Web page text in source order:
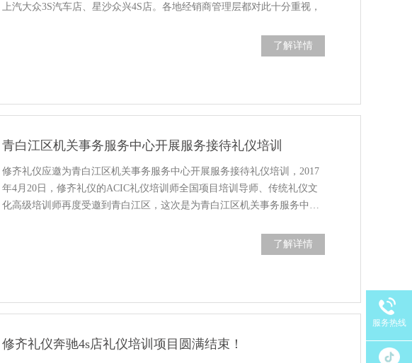
上汽大众3S汽车店、星沙众兴4S店。各地经销商管理层都对此十分重视，
了解详情
青白江区机关事务服务中心开展服务接待礼仪培训
修齐礼仪应邀为青白江区机关事务服务中心开展服务接待礼仪培训，2017
年4月20日，修齐礼仪的ACIC礼仪培训师全国项目培训导师、传统礼仪文
化高级培训师再度受邀到青白江区，这次是为青白江区机关事务服务中…
了解详情
修齐礼仪奔驰4s店礼仪培训项目圆满结束！
服务热线